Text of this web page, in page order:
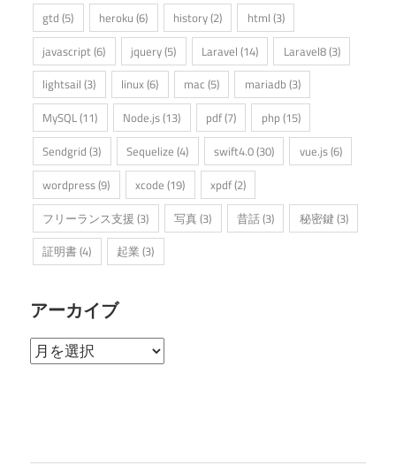
gtd (5) heroku (6) history(2) html (3)
javascript(6) jquery(5) Laravel (14) Laravel8(3)
lightsail (3) linux(6) mac (5) mariadb (3)
MySQL(11) Node.js(13) pdf(7) php(15)
Sendgrid (3) Sequelize (4) swift4.0(30) vue.js(6)
wordpress(9) xcode (19) xpdf(2)
フリーランス支援 (3) 写真(3) 昔話(3) 秘密鍵 (3)
証明書(4) 起業 (3)
アーカイブ
ア